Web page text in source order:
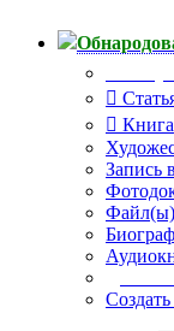
Книга
Запись